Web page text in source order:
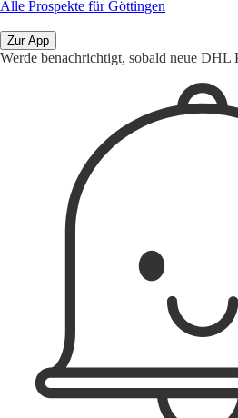
Alle Prospekte für Göttingen
Zur App
Werde benachrichtigt, sobald neue DHL